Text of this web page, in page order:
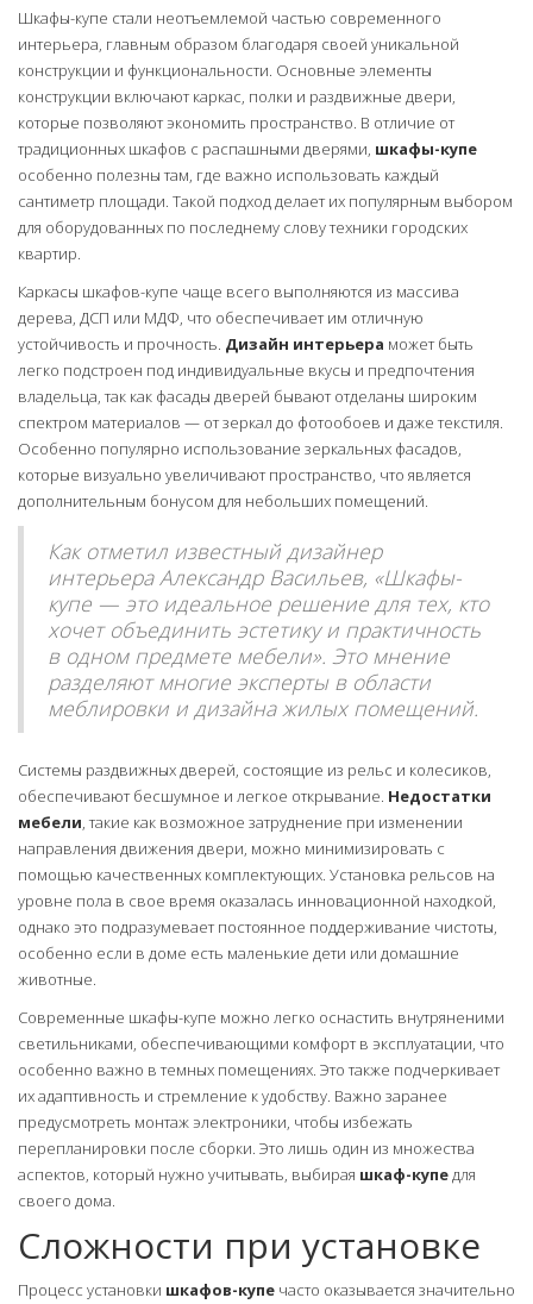
Шкафы-купе стали неотъемлемой частью современного
интерьера, главным образом благодаря своей уникальной
конструкции и функциональности. Основные элементы
конструкции включают каркас, полки и раздвижные двери,
которые позволяют экономить пространство. В отличие от
традиционных шкафов с распашными дверями, шкафы-купе
особенно полезны там, где важно использовать каждый
сантиметр площади. Такой подход делает их популярным выбором
для оборудованных по последнему слову техники городских
квартир.
Каркасы шкафов-купе чаще всего выполняются из массива
дерева, ДСП или МДФ, что обеспечивает им отличную
устойчивость и прочность. Дизайн интерьера может быть
легко подстроен под индивидуальные вкусы и предпочтения
владельца, так как фасады дверей бывают отделаны широким
спектром материалов — от зеркал до фотообоев и даже текстиля.
Особенно популярно использование зеркальных фасадов,
которые визуально увеличивают пространство, что является
дополнительным бонусом для небольших помещений.
Как отметил известный дизайнер
интерьера Александр Васильев, «Шкафы-
купе — это идеальное решение для тех, кто
хочет объединить эстетику и практичность
в одном предмете мебели». Это мнение
разделяют многие эксперты в области
меблировки и дизайна жилых помещений.
Системы раздвижных дверей, состоящие из рельс и колесиков,
обеспечивают бесшумное и легкое открывание. Недостатки
мебели, такие как возможное затруднение при изменении
направления движения двери, можно минимизировать с
помощью качественных комплектующих. Установка рельсов на
уровне пола в свое время оказалась инновационной находкой,
однако это подразумевает постоянное поддерживание чистоты,
особенно если в доме есть маленькие дети или домашние
животные.
Современные шкафы-купе можно легко оснастить внутряненими
светильниками, обеспечивающими комфорт в эксплуатации, что
особенно важно в темных помещениях. Это также подчеркивает
их адаптивность и стремление к удобству. Важно заранее
предусмотреть монтаж электроники, чтобы избежать
перепланировки после сборки. Это лишь один из множества
аспектов, который нужно учитывать, выбирая шкаф-купедля
своего дома.
Сложности при установке
Процесс установки шкафов-купе часто оказывается значительно